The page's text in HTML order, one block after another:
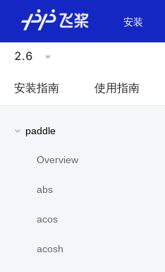
安装
2.6
安装指南 使用指南
paddle
Overview
abs
acos
acosh